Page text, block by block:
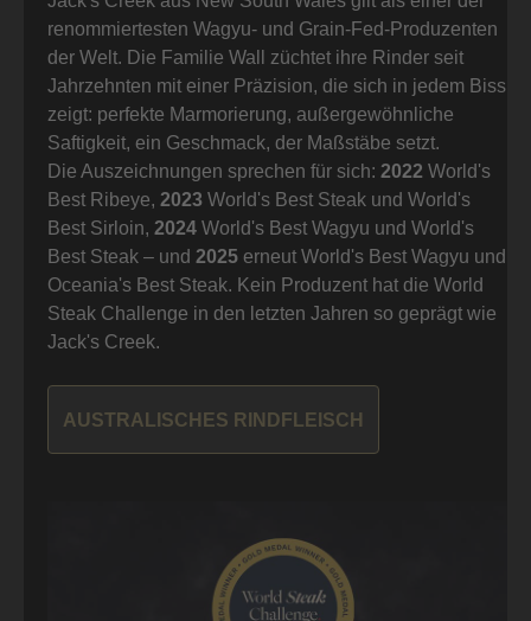
renommiertesten Wagyu- und Grain-Fed-Produzenten
der Welt. Die Familie Wall züchtet ihre Rinder seit
Jahrzehnten mit einer Präzision, die sich in jedem Biss
zeigt: perfekte Marmorierung, außergewöhnliche
Saftigkeit, ein Geschmack, der Maßstäbe setzt.
Die Auszeichnungen sprechen für sich: 2022 World's
Best Ribeye, 2023 World's Best Steak und World's
Best Sirloin, 2024 World's Best Wagyu und World's
Best Steak – und 2025 erneut World's Best Wagyu und
Oceania's Best Steak. Kein Produzent hat die World
Steak Challenge in den letzten Jahren so geprägt wie
Jack's Creek.
AUSTRALISCHES RINDFLEISCH